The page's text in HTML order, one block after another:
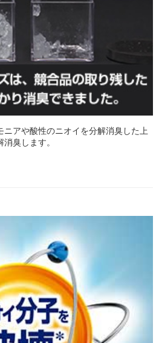
ニアや酸性のニオイを分解消臭した上
臭します。